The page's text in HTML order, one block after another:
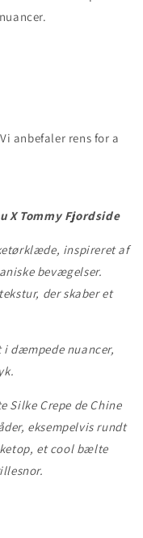
anbefaler rens for a
X Tommy Fjordside
inspireret af
bevægelser.
der skaber et
dæmpede nuancer,
Silke Crepe de Chine
eksempelvis rundt
et cool bælte